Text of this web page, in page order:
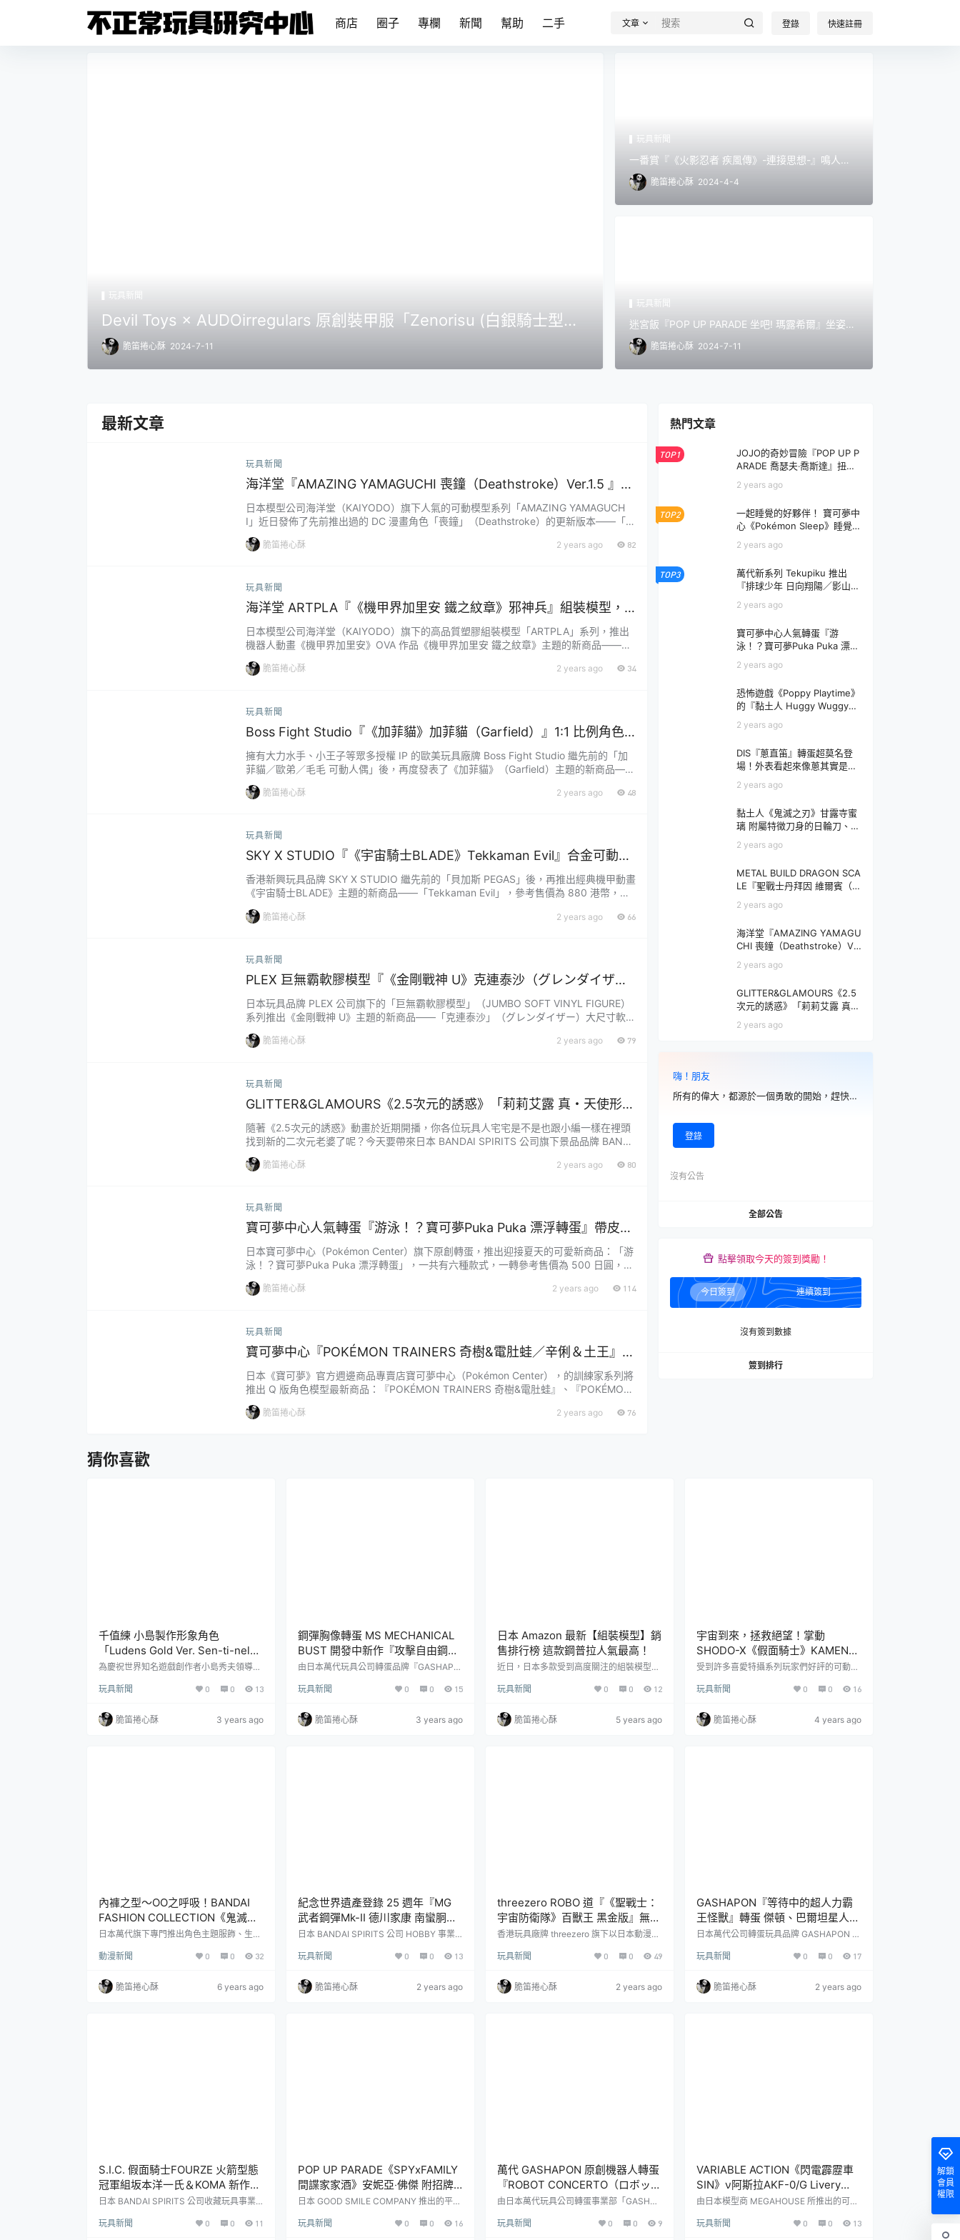
商店 圈子 專欄 新聞 幫助 二手 文章 登錄 快速註冊
玩具新聞
Devil Toys × AUDOirregulars 原創裝甲服「Zenorisu (白銀騎士型態)
」1/12 比例可動人偶 白銀之槍強勢再臨！
脆笛捲心酥 2024-7-11
玩具新聞
一番賞『《火影忍者 疾風傳》-連接思想-』鳴人父
子的九喇嘛模式 8 月熱血開抽！
脆笛捲心酥 2024-4-4
玩具新聞
迷宮飯『POP UP PARADE 坐吧! 瑪露希爾』坐姿模
型 附招牌的「我不要！」吶喊替換臉
脆笛捲心酥 2024-7-11
最新文章
玩具新聞
海洋堂『AMAZING YAMAGUCHI 喪鐘（Deathstroke）Ver.1.5 』可
動人偶，新增弒神者之刃與大魄力火焰特效！
日本模型公司海洋堂（KAIYODO）旗下人氣的可動模型系列「AMAZING YAMAGUCH
I」近日發佈了先前推出過的 DC 漫畫角色「喪鐘」（Deathstroke）的更新版本——「喪
鐘 Ver.1.5」，參考售價為 9,900 日圓，預計於 2025 年 05 月發售！「喪鐘」本名史萊
德·威爾森（Slade Wilson），在 DC 宇宙中擁有「史上最偉大刺客」與「世上最昂貴刺
脆笛捲心酥 2 years ago 82
玩具新聞
海洋堂 ARTPLA『《機甲界加里安 鐵之紋章》邪神兵』組裝模型，
公司草創期的傳奇作品新規再現！
日本模型公司海洋堂（KAIYODO）旗下的高品質塑膠組裝模型「ARTPLA」系列，推出
機器人動畫《機甲界加里安》OVA 作品《機甲界加里安 鐵之紋章》主題的新商品——
作，融合中世騎士的奇幻風格與科幻元素的 SF 機器人電視動畫，而《鐵之紋章》則是 1
脆笛捲心酥 2 years ago 34
玩具新聞
Boss Fight Studio『《加菲貓》加菲貓（Garfield）』1:1 比例角色
模型，從圖片就能感受到的龐大份量！
擁有大力水手、小王子等眾多授權 IP 的歐美玩具廠牌 Boss Fight Studio 繼先前的「加
菲貓／歐弟／毛毛 可動人偶」後，再度發表了《加菲貓》（Garfield）主題的新商品——
「加菲貓」1:1 比例角色模型，參考售價為 199.99 美元，預計於 2025 年第二季發售！
《加菲貓》是由吉姆·戴維斯（Jim Davis）1978 年所創作的漫畫，以主角加菲貓和他的
脆笛捲心酥 2 years ago 48
玩具新聞
SKY X STUDIO『《宇宙騎士BLADE》Tekkaman Evil』合金可動模
型，戰損盔甲配件再現與 Blade 戰鬥的場面！
香港新興玩具品牌 SKY X STUDIO 繼先前的「貝加斯 PEGAS」後，再推出經典機甲動畫
《宇宙騎士BLADE》主題的新商品——「Tekkaman Evil」，參考售價為 880 港幣，已
於近日正式發售！1992 年開播的《宇宙騎士BLADE》（宇宙の騎士テッカマンブレー
ド）由龍之子（タツノコプロ）動畫製作，故事講述主角相羽隆也與家人乘坐飛船的途中
脆笛捲心酥 2 years ago 66
玩具新聞
PLEX 巨無霸軟膠模型『《金剛戰神 U》克連泰沙（グレンダイザ
ー）』，新作造型大尺寸魄力登場！
日本玩具品牌 PLEX 公司旗下的「巨無霸軟膠模型」（JUMBO SOFT VINYL FIGURE）
系列推出《金剛戰神 U》主題的新商品——「克連泰沙」（グレンダイザー）大尺寸軟膠
畫《金剛戰神 U》（グレンダイザー U）由 GAINA 公司製作，為1975 年至 1977 年間
脆笛捲心酥 2 years ago 79
玩具新聞
GLITTER&GLAMOURS《2.5次元的誘惑》「莉莉艾露 真・天使形態
ver.」、「拉絲塔洛黎 幻之衣裝ver.」立體人形
隨著《2.5次元的誘惑》動畫於近期開播，你各位玩具人宅宅是不是也跟小編一樣在裡頭
找到新的二次元老婆了呢？今天要帶來日本 BANDAI SPIRITS 公司旗下景品品牌 BANPR
ESTO 發行、以女性體態魅力為賣點的「GLITTER&GLAMOURS」系列新作，預計在 20
24 年 9 月以景品形式發售的「莉莉艾露 真・天使形態ver.」和「拉絲塔洛黎 幻之衣裝v
脆笛捲心酥 2 years ago 80
玩具新聞
寶可夢中心人氣轉蛋『游泳！？寶可夢Puka Puka 漂浮轉蛋』帶皮卡
丘、海地鼠去玩水啦～
日本寶可夢中心（Pokémon Center）旗下原創轉蛋，推出迎接夏天的可愛新商品：「游
泳！？寶可夢Puka Puka 漂浮轉蛋」，一共有六種款式，一轉參考售價為 500 日圓，於
可夢，一起來玩水啦！「游泳！？寶可夢Puka Puka 漂浮轉蛋」，尺寸約 5 公分，收錄
脆笛捲心酥 2 years ago 114
玩具新聞
寶可夢中心『POKÉMON TRAINERS 奇樹&電肚蛙／辛俐＆土王』Q
版模型 圓萌可愛登場！
日本《寶可夢》官方週邊商品專賣店寶可夢中心（Pokémon Center），的訓練家系列將
推出 Q 版角色模型最新商品：『POKÉMON TRAINERS 奇樹&電肚蛙』、『POKÉMON
TRAINERS 辛俐＆土王』，每款參考售價為 4,400 日圓，於各寶可夢中心、寶可夢中心
ONLINE 限定販售。可愛變形系列「POKÉMON TRAINERS」，將訓練家們以 Q 版的二
脆笛捲心酥 2 years ago 76
熱門文章
TOP1
JOJO的奇妙冒險『POP UP P
ARADE 喬瑟夫‧喬斯達』扭腰
2 years ago
TOP2
一起睡覺的好夥伴！ 寶可夢中
心《Pokémon Sleep》睡覺鬆
2 years ago
TOP3
萬代新系列 Tekupiku 推出
『排球少年 日向翔陽／影山飛
～
2 years ago
寶可夢中心人氣轉蛋『游
泳！？寶可夢Puka Puka 漂浮
水啦～
2 years ago
恐怖遊戲《Poppy Playtime》
的『黏土人 Huggy Wuggy』
2 years ago
DIS『蔥直笛』轉蛋超莫名登
場！外表看起來像蔥其實是笛
2 years ago
黏土人《鬼滅之刃》甘露寺蜜
璃 附屬特徴刀身的日輪刀、最
2 years ago
METAL BUILD DRAGON SCA
LE『聖戰士丹拜因 維爾賓（那
作品展出！
2 years ago
海洋堂『AMAZING YAMAGU
CHI 喪鐘（Deathstroke）Ve
之刃與大魄力火焰特效！
2 years ago
GLITTER&GLAMOURS《2.5
次元的誘惑》「莉莉艾露 真・
黎 幻之衣裝ver.」立體人形
2 years ago
嗨！朋友
所有的偉大，都源於一個勇敢的開始，趕快註冊吧
登錄
沒有公告
全部公告
點擊領取今天的簽到獎勵！
今日簽到 連續簽到
沒有簽到數據
簽到排行
猜你喜歡
千值練 小島製作形象角色
「Ludens Gold Ver. Sen-ti-nel
Limited」1/6比例可動人偶
為慶祝世界知名遊戲創作者小島秀夫領導的
S 』於成立 7 週年，日本千值練玩具公司發
-nel Limited 1/6 可動人偶」，參考售價為
41,800 日元，於 2022 年 12 月 19 日在千
玩具新聞 0 0 13
脆笛捲心酥 3 years ago
鋼彈胸像轉蛋 MS MECHANICAL
BUST 開發中新作『攻擊自由鋼
彈』上色試作品公開！
由日本萬代玩具公司轉蛋品牌『GASHAPO
玩具『MS MECHANICAL BUST 機械胸
Destiny》的最新商品「攻擊自由鋼彈」上
色試作品，發售日期未定。ZGMF-X20A 攻
玩具新聞 0 0 15
脆笛捲心酥 3 years ago
日本 Amazon 最新【組裝模型】銷
售排行榜 這款鋼普拉人氣最高！
近日，日本多款受到高度關注的組裝模型商
購，你也準備好掏錢準備山積了嗎？來看看
【組裝模型】銷售排行榜中，人氣最高的組
裝模型新品有哪些吧！No.10 女神裝置 銃彈
玩具新聞 0 0 12
脆笛捲心酥 5 years ago
宇宙到來，拯救絕望！掌動
SHODO-X《假面騎士》KAMEN
RIDER 14
受到許多喜愛特攝系列玩家們好評的可動
X）系列將推出新品！本次的第14彈預計將
有興趣的朋友，可以參考玩具人先前的介紹
文章喔！這次的掌動系列第14彈，收錄了2
玩具新聞 0 0 16
脆笛捲心酥 4 years ago
內褲之型～OO之呼吸！BANDAI
FASHION COLLECTION《鬼滅之
刃》四角平口褲系列（鬼滅の刃 ボ
日本萬代旗下專門推出角色主題服飾、生活
（バンコレ！）將推出以大熱門動漫《鬼滅
褲」系列（ ボクサーパンツコレクショ
ン），一共有六種款式，一款參考售價為
動漫新聞 0 0 32
脆笛捲心酥 6 years ago
紀念世界遺產登錄 25 週年『MG
武者鋼彈Mk-II 德川家康 南蠻胴具
足Ver.』鋼普拉將於「日光東照
日本 BANDAI SPIRITS 公司 HOBBY 事業
錄世界遺產 25 週年，並期望組裝模型能為
普拉紀念商品「MG 1/100 武者鋼彈Mk-II
德川家康 南蠻胴具足Ver.」將獻納日光東照
玩具新聞 0 0 13
脆笛捲心酥 2 years ago
threezero ROBO 道『《聖戰士：
宇宙防衛隊》百獸王 黑金版』無比
例可動模型，黑金高質感配色魄力
香港玩具廠牌 threezero 旗下以日本動漫合
「ROBO 道」（ロボ道）系列再度推出《聖
the Universe）主題的新商品——「百獸王
黑金版」無比例可動模型，預計於 2024 年
玩具新聞 0 0 49
脆笛捲心酥 2 years ago
GASHAPON『等待中的超人力霸
王怪獸』轉蛋 傑頓、巴爾坦星人可
愛登場！
日本萬代公司轉蛋玩具品牌 GASHAPON 旗
將推出最新商品：『等待中的超人力霸王怪
有 4 種款式，預計於 2024 年 01 月下旬開
轉～維持「等待中系列」一貫的風格，讓角
玩具新聞 0 0 17
脆笛捲心酥 2 years ago
S.I.C. 假面騎士FOURZE 火箭型態
冠軍組坂本洋一氏＆KOMA 新作在
Amazon 限定販售！
日本 BANDAI SPIRITS 公司收藏玩具事業
列『S.I.C.』繼去年 20 周年競賽企畫『SUP
玩具新聞 0 0 11
POP UP PARADE《SPYxFAMILY
間諜家家酒》安妮亞‧佛傑 附招牌
「呵臉」替換表情！
日本 GOOD SMILE COMPANY 推出的平價
人氣作品《SPYxFAMILY 間諜家家酒》為
玩具新聞 0 0 16
萬代 GASHAPON 原創機器人轉蛋
『ROBOT CONCERTO（ロボッ
ト・コンチェルト）』第 3 彈機體
由日本萬代玩具公司轉蛋事業部「GASHAP
OT CONCERTO（ロボット・コンチェル
玩具新聞 0 0 9
VARIABLE ACTION《閃電霹靂車
SIN》ν阿斯拉AKF-0/G Livery
Edition 新塗裝版 10 月發售！
由日本模型商 MEGAHOUSE 所推出的可動
了出自《閃電霹靂車SIN》的最新商品「ν阿
玩具新聞 0 0 13
解鎖
會員
權限